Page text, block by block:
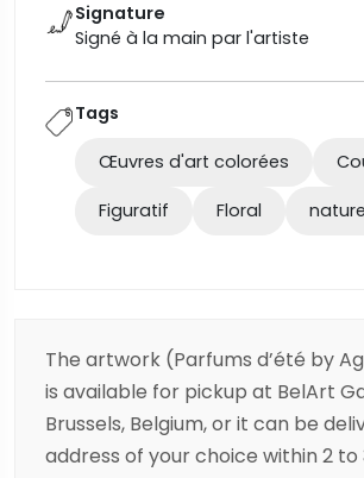
Signature
Signé à la main par l'artiste
Tags
Œuvres d'art colorées
Figuratif Floral nature
The artwork (Parfums d’été by
is available for pickup at BelArt
Brussels, Belgium, or it can be
address of your choice within 2 to